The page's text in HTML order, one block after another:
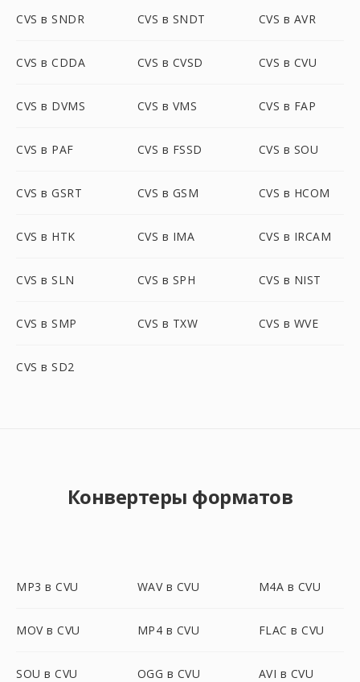
CVS в SNDR CVS в SNDT CVS в AVR
CVS в CDDA CVS в CVSD CVS в CVU
CVS в DVMS CVS в VMS CVS в FAP
CVS в PAF CVS в FSSD CVS в SOU
CVS в GSRT CVS в GSM CVS в HCOM
CVS в HTK CVS в IMA CVS в IRCAM
CVS в SLN CVS в SPH CVS в NIST
CVS в SMP CVS в TXW CVS в WVE
CVS в SD2
Конвертеры форматов
MP3 в CVU WAV в CVU M4A в CVU
MOV в CVU MP4 в CVU FLAC в CVU
SOU в CVU OGG в CVU AVI в CVU